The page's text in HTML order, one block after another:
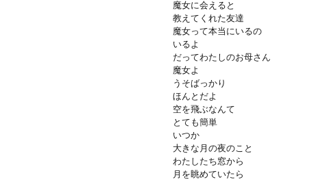
魔女に会えると
教えてくれた友達
魔女って本当にいるの
いるよ
だってわたしのお母さん
魔女よ
うそばっかり
ほんとだよ
空を飛ぶなんて
とても簡単
いつか
大きな月の夜のこと
わたしたち窓から
月を眺めていたら